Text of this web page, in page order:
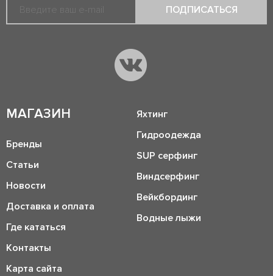
ПОДПИСАТЬСЯ
МАГАЗИН
Бренды
Статьи
Новости
Доставка и оплата
Где кататься
Контакты
Карта сайта
Яхтинг
Гидроодежда
SUP серфинг
Виндсерфинг
Вейкбординг
Водные лыжи